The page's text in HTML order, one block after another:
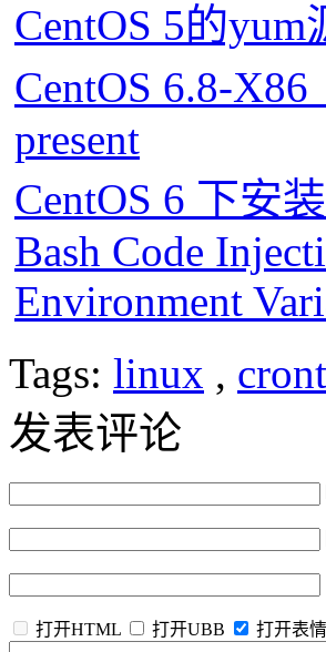
CentOS 5的
CentOS 6.8-
present
CentOS 6 下安
Bash Code
Environment
Tags: linux ,
发表评论
打开HTML 打开UBB 打开表情